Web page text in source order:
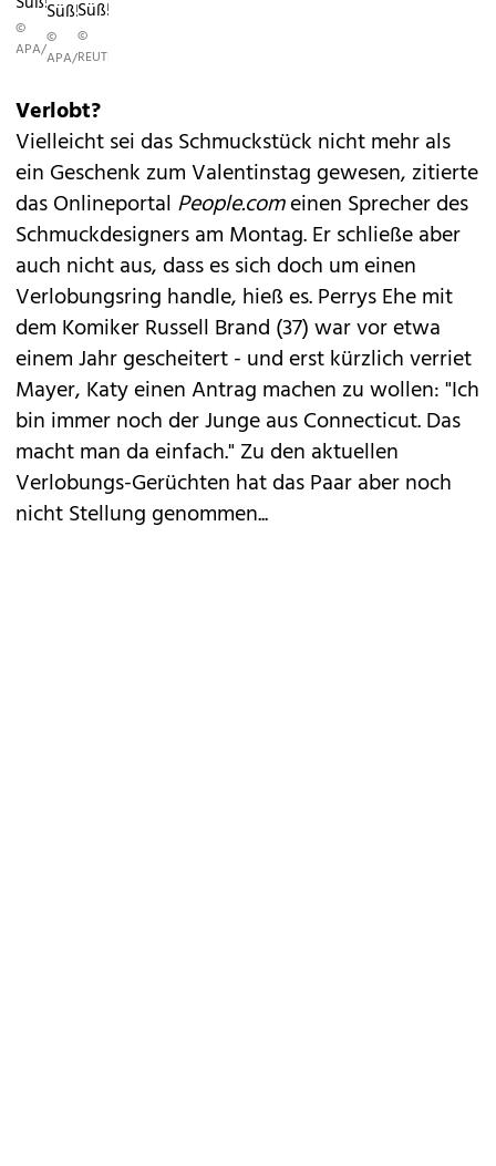
©
APA/EPA
Süß!
©
APA/EPA
Süß!
©
REUTERS
Verlobt?
Vielleicht sei das Schmuckstück nicht mehr als
ein Geschenk zum Valentinstag gewesen, zitierte
das Onlineportal People.comeinen Sprecher des
Schmuckdesigners am Montag. Er schließe aber
auch nicht aus, dass es sich doch um einen
Verlobungsring handle, hieß es. Perrys Ehe mit
dem Komiker Russell Brand (37) war vor etwa
einem Jahr gescheitert - und erst kürzlich verriet
Mayer, Katy einen Antrag machen zu wollen: "Ich
bin immer noch der Junge aus Connecticut. Das
macht man da einfach." Zu den aktuellen
Verlobungs-Gerüchten hat das Paar aber noch
nicht Stellung genommen...